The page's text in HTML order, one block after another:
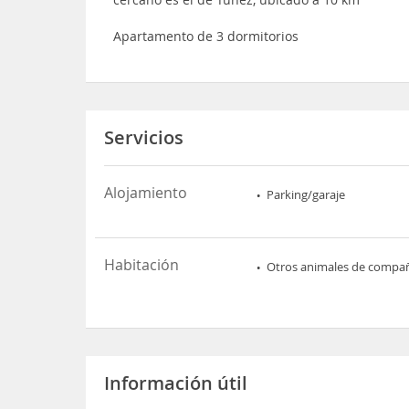
Apartamento de 3 dormitorios
Servicios
Alojamiento Parking/garaje
Habitación Otros animales de
Información útil